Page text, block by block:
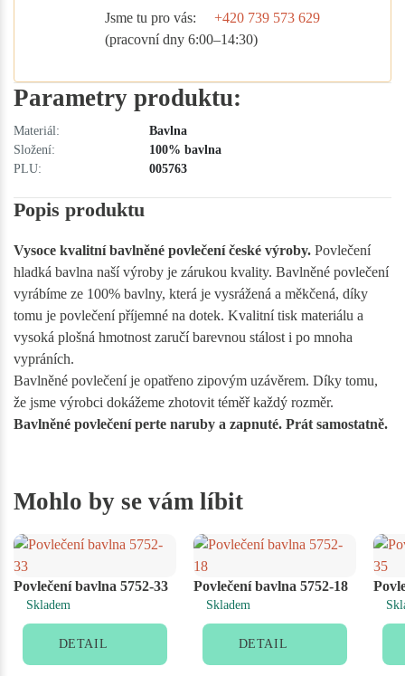
Jsme tu pro vás:
+420 739 573 629
(pracovní dny 6:00–14:30)
Parametry produktu:
Materiál:
Bavlna
Složení:
100% bavlna
PLU:
005763
Popis produktu
Vysoce kvalitní bavlněné povlečení české výroby. Povlečení
hladká bavlna naší výroby je zárukou kvality. Bavlněné povlečení
vyrábíme ze 100% bavlny, která je vysrážená a měkčená, díky
tomu je povlečení příjemné na dotek. Kvalitní tisk materiálu a
vysoká plošná hmotnost zaručí barevnou stálost i po mnoha
vypráních.
Bavlněné povlečení je opatřeno zipovým uzávěrem. Díky tomu,
že jsme výrobci dokážeme zhotovit téměř každý rozměr.
Bavlněné povlečení perte naruby a zapnuté. Prát samostatně.
Mohlo by se vám líbit
Povlečení bavlna 5752-33
Skladem
DETAIL
Povlečení bavlna 5752-18
Skladem
DETAIL